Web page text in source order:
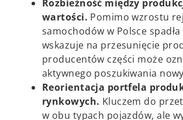
Rozbieżność między
wartości. Pomimo wzrostu
samochodów w Polsce
wskazuje na przesunięcie
producentów części może
aktywnego poszukiwania
Reorientacja portfela
rynkowych. Kluczem do
w obu typach pojazdów, ale